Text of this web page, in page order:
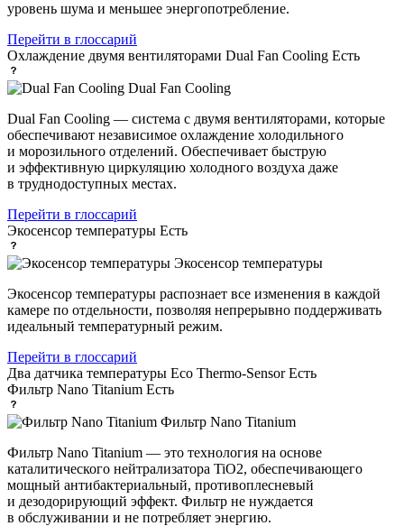
уровень шума и меньшее энергопотребление.
Перейти в глоссарий
Охлаждение двумя вентиляторами Dual Fan Cooling Есть
Dual Fan Cooling
Dual Fan Cooling — система с двумя вентиляторами, которые
обеспечивают независимое охлаждение холодильного
и морозильного отделений. Обеспечивает быструю
и эффективную циркуляцию холодного воздуха даже
в труднодоступных местах.
Перейти в глоссарий
Экосенсор температуры Есть
Экосенсор температуры
Экосенсор температуры распознает все изменения в каждой
камере по отдельности, позволяя непрерывно поддерживать
идеальный температурный режим.
Перейти в глоссарий
Два датчика температуры Eco Thermo-SensorЕсть
Фильтр Nano Titanium Есть
Фильтр Nano Titanium
Фильтр Nano Titanium — это технология на основе
каталитического нейтрализатора TiO2, обеспечивающего
мощный антибактериальный, противоплесневый
и дезодорирующий эффект. Фильтр не нуждается
в обслуживании и не потребляет энергию.